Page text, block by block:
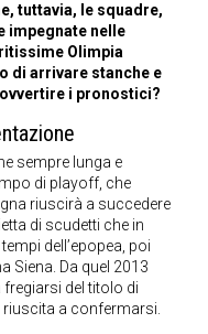
tuttavia, le squadre,
impegnate nelle
Olimpia
di arrivare stanche e
i pronostici?
sempre lunga e
di playoff, che
riuscirà a succedere
di scudetti che in
dell’epopea, poi
Siena. Da quel 2013
del titolo di
riuscita a confermarsi.